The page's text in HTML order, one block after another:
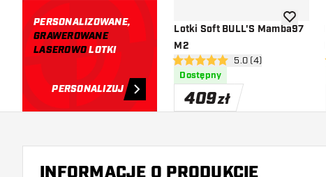
PERSONALIZOWANE,
GRAWEROWANE
LASEROWOLOTKI
PERSONALIZUJ
Lotki Soft BULL'S Mamba97
M2
otwórz panel recenzji
5 gwiazdki oceny5.0 (4)
Dostępny
409zł
dodaj do